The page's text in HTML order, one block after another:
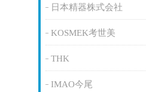
日本精器株式会社
KOSMEK考世美
THK
IMAO今尾